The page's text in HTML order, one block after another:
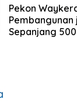
Maret 30, 2024
Pekon
Pembangunan
Sepanjang